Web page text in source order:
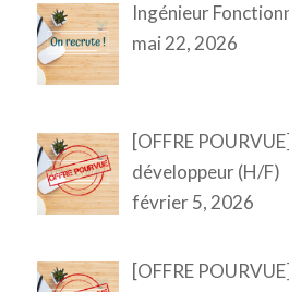
Ingénieur
mai 22, 2026
[OFFRE
développeur (H/F)
février 5, 2026
[OFFRE